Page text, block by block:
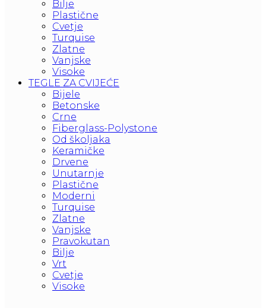
Bilje
Plastične
Cvetje
Turquise
Zlatne
Vanjske
Visoke
TEGLE ZA CVIJEĆE
Bijele
Betonske
Crne
Fiberglass-Polystone
Od školjaka
Keramičke
Drvene
Unutarnje
Plastične
Moderni
Turquise
Zlatne
Vanjske
Pravokutan
Bilje
Vrt
Cvetje
Visoke